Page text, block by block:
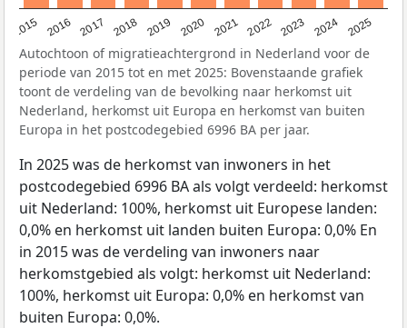
2015 2016 2017 2018 2019 2020 2021 2022 2023 2024 2025
Autochtoon of migratieachtergrond in Nederland voor de
periode van 2015 tot en met 2025: Bovenstaande grafiek
toont de verdeling van de bevolking naar herkomst uit
Nederland, herkomst uit Europa en herkomst van buiten
Europa in het postcodegebied 6996 BA per jaar.
In 2025 was de herkomst van inwoners in het
postcodegebied 6996 BA als volgt verdeeld: herkomst
uit Nederland: 100%, herkomst uit Europese landen:
0,0% en herkomst uit landen buiten Europa: 0,0% En
in 2015 was de verdeling van inwoners naar
herkomstgebied als volgt: herkomst uit Nederland:
100%, herkomst uit Europa: 0,0% en herkomst van
buiten Europa: 0,0%.